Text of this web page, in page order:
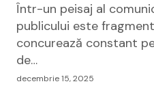
Într-un peisaj al
publicului este
concurează constant
de…
decembrie 15, 2025